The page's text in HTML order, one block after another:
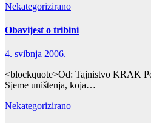
Nekategorizirano
Obavijest o tribini
4. svibnja 2006.
<blockquote>Od: Tajnistvo KRAK
Sjeme uništenja, koja…
Nekategorizirano